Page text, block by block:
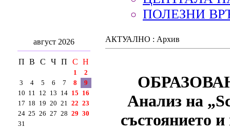
ПОЛЕЗНИ
август 2026
П В С Ч П С Н
1
2
3
4 5 6 7 8
9
10 11 12 13 14 15 16
17 18 19 20 21 22 23
24 25 26 27 28 29 30
31
АКТУАЛНО : Архив
Анализ на
състоянието